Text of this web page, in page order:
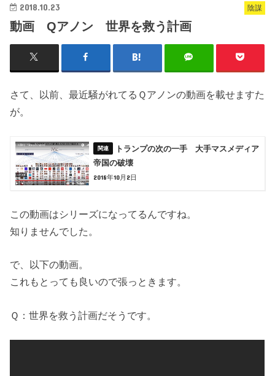
陰謀
2018.10.23
動画 Qアノン 世界を救う計画
さて、以前、最近騒がれてるＱアノンの動画を載せますた
が。
トランプの次の一手 大手マスメディア
帝国の破壊
2018年10月2日
この動画はシリーズになってるんですね。
知りませんでした。
で、以下の動画。
これもとっても良いので張っときます。
Ｑ：世界を救う計画だそうです。